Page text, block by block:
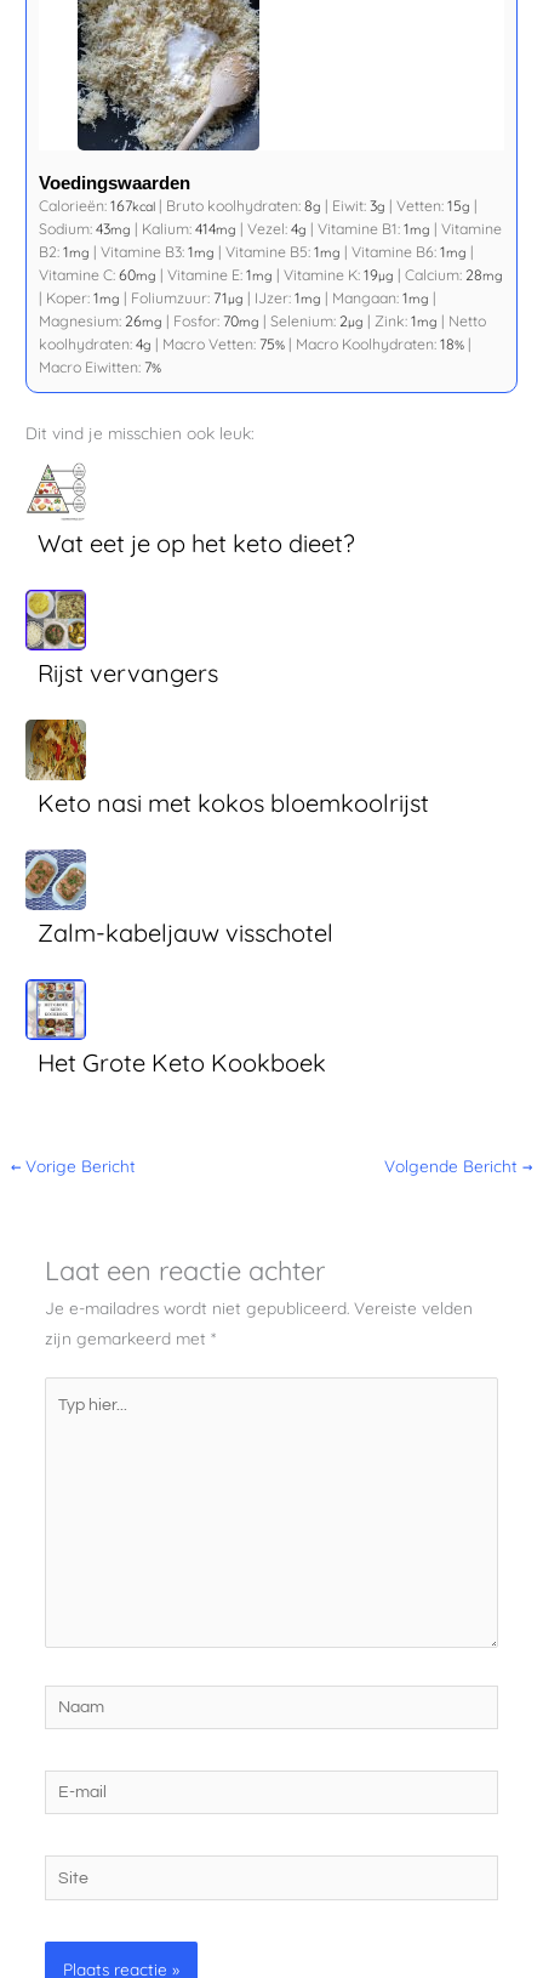
Voedingswaarden
Calorieën:167kcal | Bruto koolhydraten:8g | Eiwit:3g |Vetten:15g |
Sodium:43mg | Kalium:414mg |Vezel:4g |Vitamine B1:1mg |Vitamine
B2:1mg |Vitamine B3:1mg |Vitamine B5:1mg |Vitamine B6:1mg |
Vitamine C:60mg |Vitamine E:1mg |Vitamine K:19µg |Calcium: 28mg
| Koper:1mg | Foliumzuur: 71µg | IJzer:1mg | Mangaan:1mg |
Magnesium: 26mg | Fosfor: 70mg |Selenium: 2µg | Zink:1mg | Netto
koolhydraten:4g | Macro Vetten: 75% | Macro Koolhydraten:18% |
Macro Eiwitten: 7%
Dit vind je misschien ook leuk:
Wat eet je op het keto dieet?
Rijst vervangers
Keto nasi met kokos bloemkoolrijst
Zalm-kabeljauw visschotel
Het Grote Keto Kookboek
← Vorige Bericht Volgende Bericht →
Laat een reactie achter
Je e-mailadres wordt niet gepubliceerd. Vereiste velden
zijn gemarkeerd met *
Naam
mail
Site